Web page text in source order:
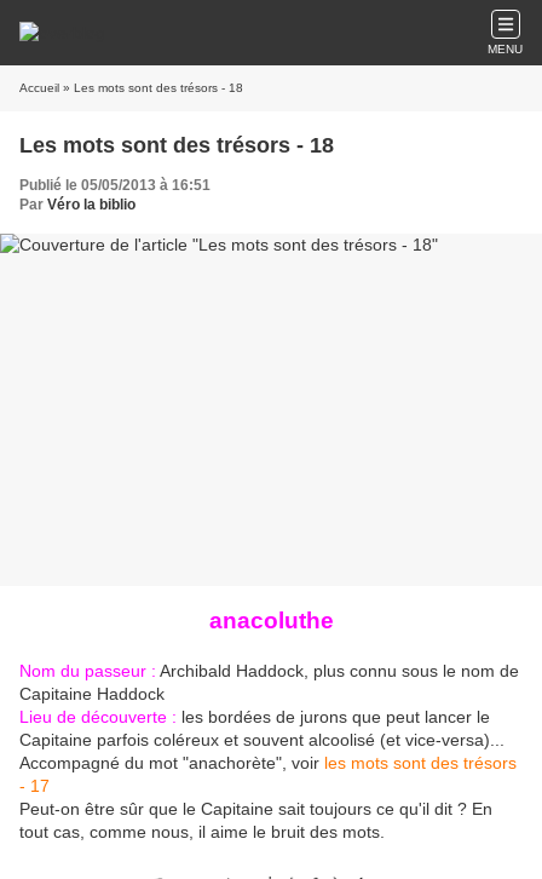
MENU
Accueil » Les mots sont des trésors - 18
Les mots sont des trésors - 18
Publié le 05/05/2013 à 16:51
Par Véro la biblio
anacoluthe
Nom du passeur : Archibald Haddock, plus connu sous le nom de
Capitaine Haddock
Lieu de découverte : les bordées de jurons que peut lancer le
Capitaine parfois coléreux et souvent alcoolisé (et vice-versa)...
Accompagné du mot "anachorète", voir les mots sont des trésors
- 17
Peut-on être sûr que le Capitaine sait toujours ce qu'il dit ? En
tout cas, comme nous, il aime le bruit des mots.